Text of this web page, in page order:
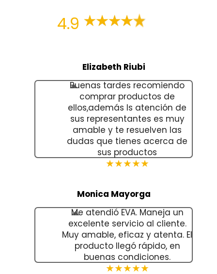
4.9
Elizabeth Riubi
Buenas tardes recomiendo
comprar productos de
ellos,además ls atención de
sus representantes es muy
amable y te resuelven las
dudas que tienes acerca de
sus productos
★★★★★
Monica Mayorga
Me atendió EVA. Maneja un
excelente servicio al cliente.
Muy amable, eficaz y atenta. El
producto llegó rápido, en
buenas condiciones.
★★★★★